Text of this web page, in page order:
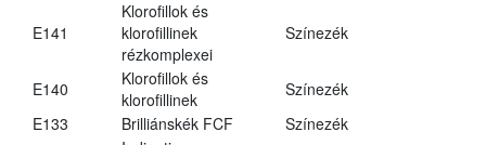
E141
Klorofillok és
klorofillinek
rézkomplexei
Színezék
E140
Klorofillok és
klorofillinek
Színezék
E133
Brilliánskék FCF
Színezék